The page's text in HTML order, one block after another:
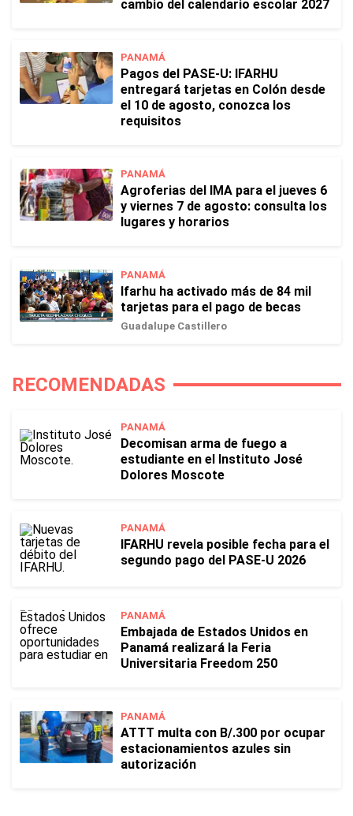
cambio del calendario escolar 2027
PANAMÁ
Pagos del PASE-U: IFARHU
entregará tarjetas en Colón desde
el 10 de agosto, conozca los
requisitos
PANAMÁ
Agroferias del IMA para el jueves 6
y viernes 7 de agosto: consulta los
lugares y horarios
PANAMÁ
Ifarhu ha activado más de 84 mil
tarjetas para el pago de becas
Guadalupe Castillero
RECOMENDADAS
PANAMÁ
Decomisan arma de fuego a
estudiante en el Instituto José
Dolores Moscote
PANAMÁ
IFARHU revela posible fecha para el
segundo pago del PASE-U 2026
PANAMÁ
Embajada de Estados Unidos en
Panamá realizará la Feria
Universitaria Freedom 250
PANAMÁ
ATTT multa con B/.300 por ocupar
estacionamientos azules sin
autorización